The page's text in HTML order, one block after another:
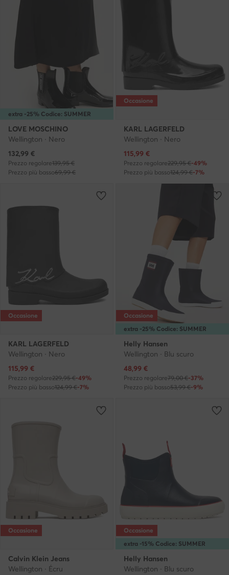
extra -25% Codice: SUMMER
LOVE MOSCHINO
Wellington · Nero
Prezzo attuale
132,99 €
Prezzo regolare139,95 €
Prezzo più basso69,99 €
Occasione
KARL LAGERFELD
Wellington · Nero
Prezzo attuale
115,99 €
Prezzo regolare229,95 €-49%
Prezzo più basso124,99 €-7%
Occasione
KARL LAGERFELD
Wellington · Nero
Prezzo attuale
115,99 €
Prezzo regolare229,95 €-49%
Prezzo più basso124,99 €-7%
extra -25% Codice: SUMMER
Occasione
Helly Hansen
Wellington · Blu scuro
Prezzo attuale
48,99 €
Prezzo regolare79,00 €-37%
Prezzo più basso53,99 €-9%
Occasione
Calvin Klein Jeans
Wellington · Écru
extra -15% Codice: SUMMER
Occasione
Helly Hansen
Wellington · Blu scuro